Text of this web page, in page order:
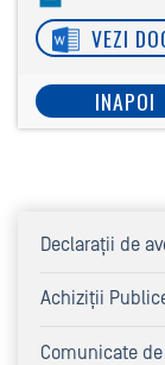
VEZI
INAPOI
Declaraţii de
Achiziţii
Comunicate